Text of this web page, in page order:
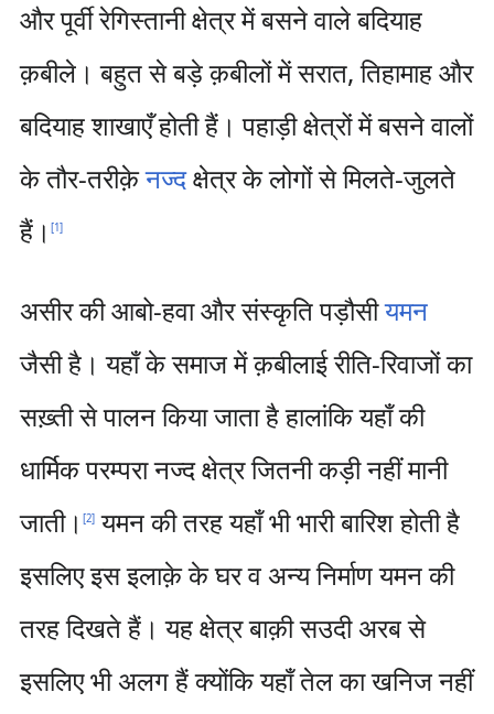
और पूर्वी रेगिस्तानी क्षेत्र में बसने वाले बदियाह
क़बीले। बहुत से बड़े क़बीलों में सरात, तिहामाह और
बदियाह शाखाएँ होती हैं। पहाड़ी क्षेत्रों में बसने वालों
के तौर-तरीक़ेनज्दक्षेत्र के लोगों से मिलते-जुलते
हैं। [1]
असीर की आबो-हवा और संस्कृति पड़ौसीयमन
जैसी है। यहाँ के समाज में क़बीलाई रीति-रिवाजों का
सख़्ती से पालन किया जाता है हालांकि यहाँ की
धार्मिक परम्परा नज्द क्षेत्र जितनी कड़ी नहीं मानी
जाती। [2]यमन की तरह यहाँ भी भारी बारिश होती है
इसलिए इस इलाक़े के घर व अन्य निर्माण यमन की
तरह दिखते हैं। यह क्षेत्र बाक़ी सउदी अरब से
इसलिए भी अलग हैं क्योंकि यहाँ तेल का खनिज नहीं